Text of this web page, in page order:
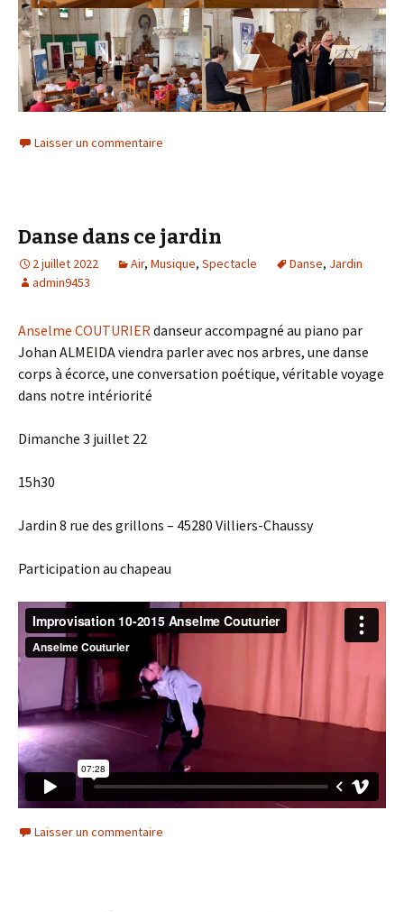
Laisser un commentaire
Danse dans ce jardin
2 juillet 2022 Air, Musique, Spectacle Danse, Jardin
admin9453
Anselme COUTURIERdanseur accompagné au piano par
Johan ALMEIDA viendra parler avec nos arbres, une danse
corps à écorce, une conversation poétique, véritable voyage
dans notre intériorité
Dimanche 3 juillet 22
15h30
Jardin 8 rue des grillons – 45280 Villiers-Chaussy
Participation au chapeau
Laisser un commentaire